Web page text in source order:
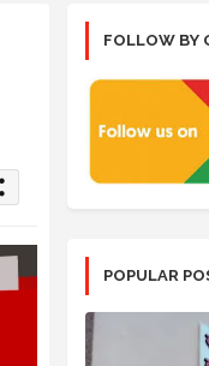
FOLLOW BY
POPULAR